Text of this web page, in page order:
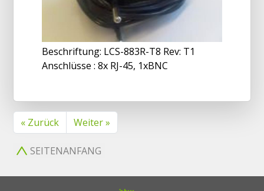
Beschriftung: LCS-883R-T8 Rev: T1
Anschlüsse : 8x RJ-45, 1xBNC
« Zurück Weiter »
SEITENANFANG